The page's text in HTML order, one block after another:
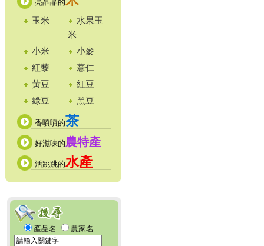
亮晶晶的
玉米
水果玉
米
小米
小麥
紅藜
薏仁
黃豆
紅豆
綠豆
黑豆
香噴噴的茶
好滋味的農特產
活跳跳的水產
產品名 農家名